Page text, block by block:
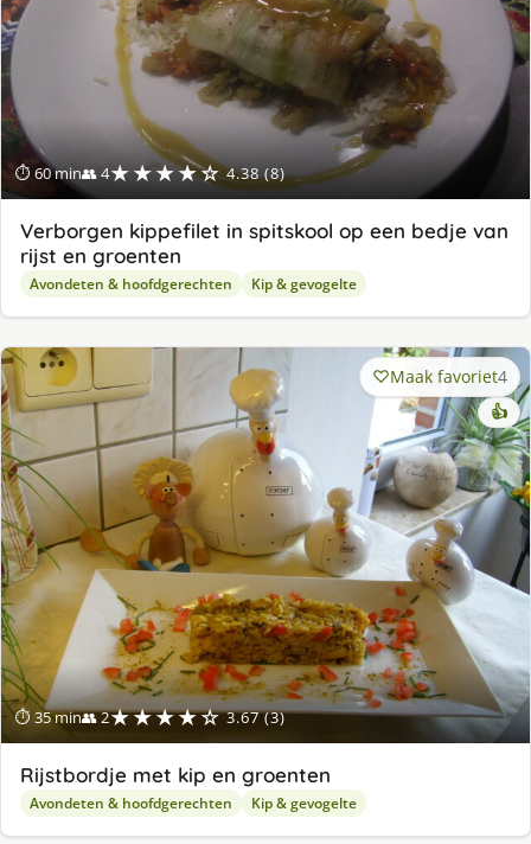
⏱ 60 min👥 4★★★★☆ 4.38 (8)
Verborgen kippefilet in spitskool op een bedje van
rijst en groenten
Avondeten & hoofdgerechten Kip & gevogelte
⏱ 35 min👥 2★★★★☆ 3.67 (3)
Maak favoriet4
👍
Rijstbordje met kip en groenten
Avondeten & hoofdgerechten Kip & gevogelte